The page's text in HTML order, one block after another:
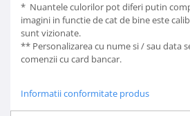
* Nuantele culorilor pot diferi putin
imagini in functie de cat de bine este
sunt vizionate.
** Personalizarea cu nume si / sau data
comenzii cu card bancar.
Informatii conformitate produs